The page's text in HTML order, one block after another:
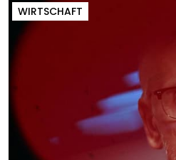
WIRTSCHAFT